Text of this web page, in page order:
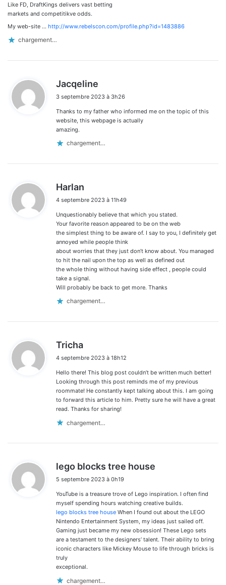
Like FD, DraftKings delivers vast betting
markets and competitikve odds.
My web-site … http://www.rebelscon.com/profile.php?id=1483886
chargement…
Jacqeline
t
:
3 septembre 2023 à 3h26
Thanks to my father who informed me on the topic of this
website, this webpage is actually
amazing.
chargement…
Harlan
t
:
4 septembre 2023 à 11h49
Unquestionably believe that which you stated.
Your favorite reason appeared to be on the web
the simplest thing to be aware of. I say to you, I definitely get
annoyed while people think
about worries that they just don’t know about. You managed
to hit the nail upon the top as well as defined out
the whole thing without having side effect , people could
take a signal.
Will probably be back to get more. Thanks
chargement…
Tricha
t
:
4 septembre 2023 à 18h12
Hello there! This blog post couldn’t be written much better!
Looking through this post reminds me of my previous
roommate! He constantly kept talking about this. I am going
to forward this article to him. Pretty sure he will have a great
read. Thanks for sharing!
chargement…
lego blocks tree house
:
5 septembre 2023 à 0h19
YouTube is a treasure trove of Lego inspiration. I often find
myself spending hours watching creative builds.
lego blocks tree house When I found out about the LEGO
Nintendo Entertainment System, my ideas just sailed off.
Gaming just became my new obsession! These Lego sets
are a testament to the designers’ talent. Their ability to bring
iconic characters like Mickey Mouse to life through bricks is
truly
exceptional.
chargement…